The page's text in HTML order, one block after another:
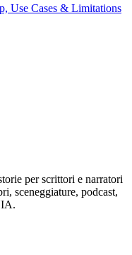
Use Cases & Limitations
per scrittori e narratori
sceneggiature, podcast,